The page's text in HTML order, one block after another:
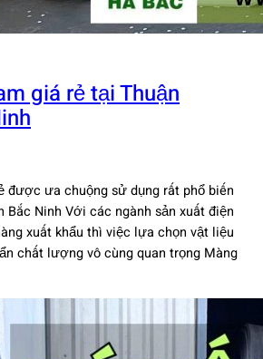
giá rẻ tại Thuận
được ưa chuộng sử dụng rất phổ biến
Bắc Ninh Với các ngành sản xuất điện
xuất khẩu thì việc lựa chọn vật liệu
chất lượng vô cùng quan trọng Màng